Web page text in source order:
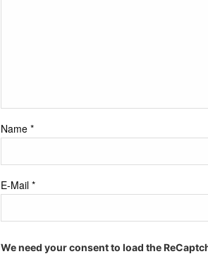
Name *
E-Mail *
We need your consent to load the